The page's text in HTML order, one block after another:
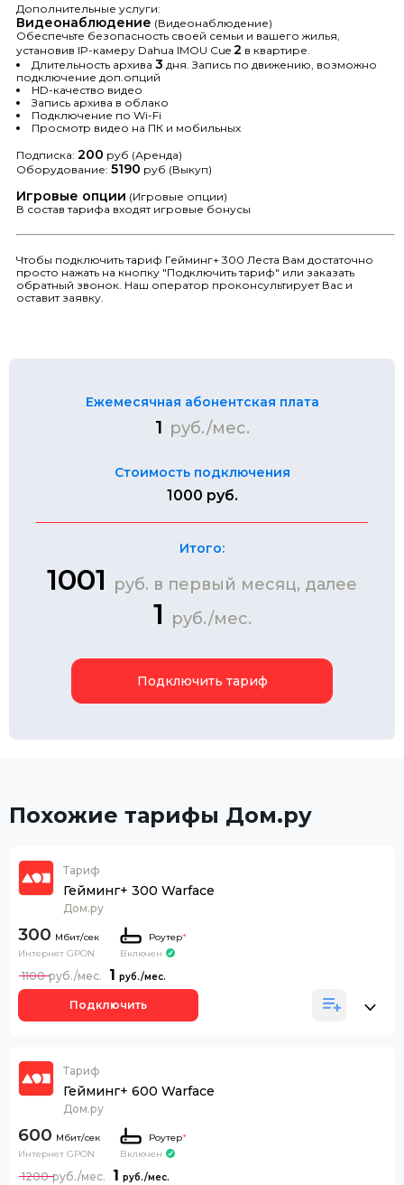
Дополнительные услуги:
Видеонаблюдение (Видеонаблюдение)
Обеспечьте безопасность своей семьи и вашего жилья,
установив IP-камеру Dahua IMOU Cue 2 в квартире.
Длительность архива 3 дня. Запись по движению, возможно
подключение доп.опций
HD-качество видео
Запись архива в облако
Подключение по Wi-Fi
Просмотр видео на ПК и мобильных
Подписка: 200 руб (Аренда)
Оборудование: 5190 руб (Выкуп)
Игровые опции (Игровые опции)
В состав тарифа входят игровые бонусы
Чтобы подключить тариф Гейминг+ 300 Леста Вам достаточно
просто нажать на кнопку "Подключить тариф" или заказать
обратный звонок. Наш оператор проконсультирует Вас и
оставит заявку.
Ежемесячная абонентская плата
1 руб./мес.
Стоимость подключения
1000 руб.
Итого:
1001 руб. в первый месяц, далее
1 руб./мес.
Подключить тариф
Похожие тарифы Дом.ру
Тариф
Гейминг+ 300 Warface
Дом.ру
300
Интернет GPON
Роутер*
Включен
1
1100
Подключить
Тариф
Гейминг+ 600 Warface
Дом.ру
600
Интернет GPON
Роутер*
Включен
1
1200